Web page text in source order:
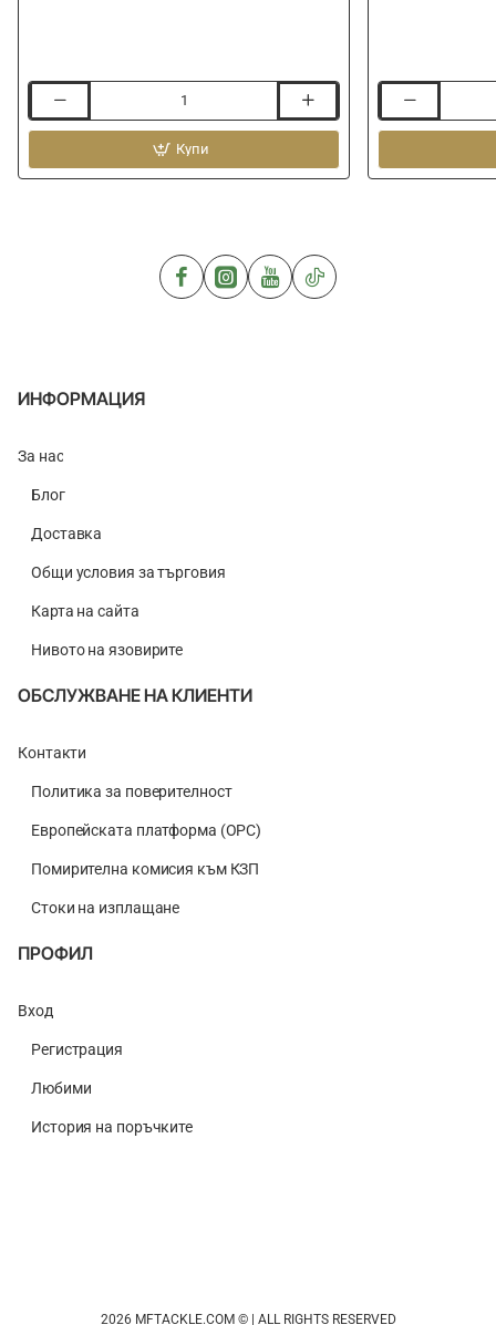
влакно
Fast
Купи
флуорокарбон
Fluorocarbon
ИНФОРМАЦИЯ
За нас
Блог
Доставка
Общи условия за търговия
Карта на сайта
Нивото на язовирите
ОБСЛУЖВАНЕ НА КЛИЕНТИ
Контакти
Политика за поверителност
Европейската платформа (ОРС)
Помирителна комисия към КЗП
Стоки на изплащане
ПРОФИЛ
Вход
Регистрация
Любими
История на поръчките
2026 MFTACKLE.COM © | ALL RIGHTS RESERVED